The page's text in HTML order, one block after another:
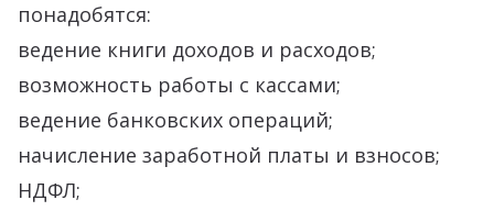
понадобятся:
ведение книги доходов и расходов;
возможность работы с кассами;
ведение банковских операций;
начисление заработной платы и взносов;
НДФЛ;